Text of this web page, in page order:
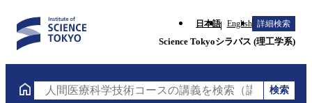
日本語 English 詳細検索
Science Tokyoシラバス (理工学系)
人間医療科学技術コースの講義を検索（講義名・科
検索